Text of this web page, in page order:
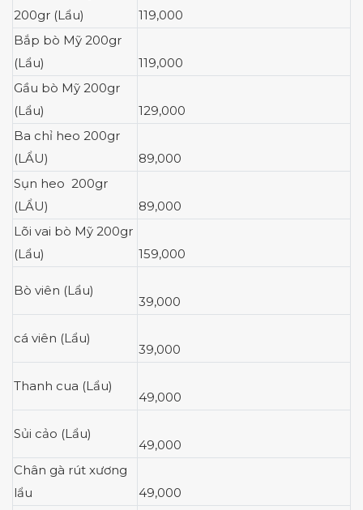
200gr (Lẩu)
119,000
Bắp bò Mỹ 200gr
(Lẩu)
119,000
Gầu bò Mỹ 200gr
(Lẩu)
129,000
Ba chỉ heo 200gr
(LẨU)
89,000
Sụn heo 200gr
(LẨU)
89,000
Lõi vai bò Mỹ 200gr
(Lẩu)
159,000
Bò viên (Lẩu)
39,000
cá viên (Lẩu)
39,000
Thanh cua (Lẩu)
49,000
Sủi cảo (Lẩu)
49,000
Chân gà rút xương
lẩu
49,000